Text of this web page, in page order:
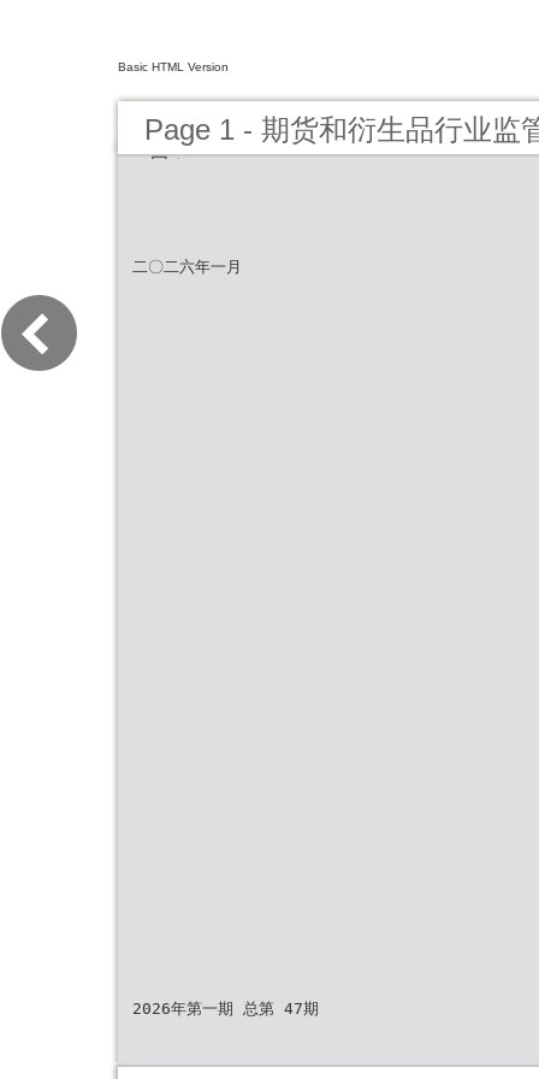
Basic HTML Version
Page 1 - 期货和衍生品行业监
月）
二〇二六年一月
2026年第一期 总第 47期